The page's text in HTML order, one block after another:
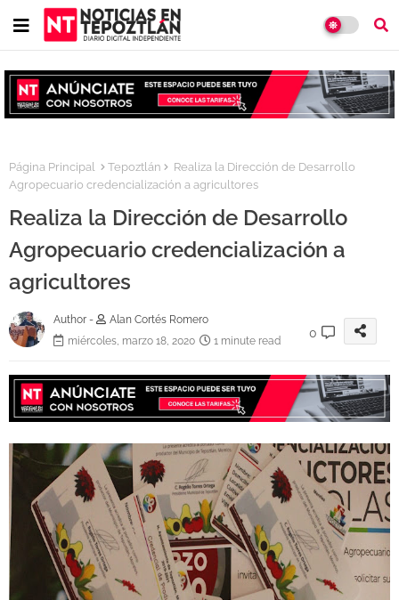
Página Principal Tepoztlán
Realiza la Dirección de Desarrollo
Agropecuario credencialización a agricultores
Realiza la Dirección de Desarrollo
Agropecuario credencialización a
agricultores
Author -
Alan Cortés Romero
miércoles, marzo 18, 2020
1 minute read
0